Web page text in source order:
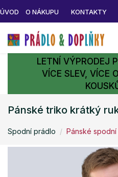
ÚVOD O NÁKUPU KONTAKTY
LETNÍ VÝPRODEJ
VÍCE SLEV, VÍCE
Pánské triko krátký
Spodní prádlo Pánské